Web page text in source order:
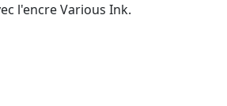
l'encre Various Ink.